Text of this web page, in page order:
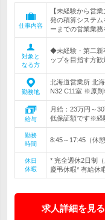
仕事内容
【未経験から営
発の積算システ
ーまでの営業業務
対象と
なる方
◆未経験・第二新
ップを目指す方
勤務地
北海道営業所 北
N32 C11室 ※原則
給与
月給：23万円～
低保証額です※経
勤務
時間
8:45～17:45（休
休日
休暇
* 完全週休2日制
慶弔休暇* 有給休
求人詳細を見る